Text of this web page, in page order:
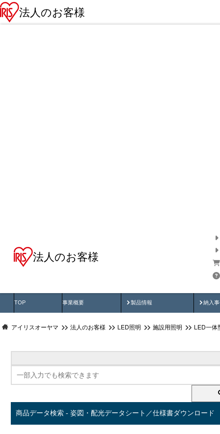
法人のお客様
法人のお客様
TOP 事業概要 製品情報
製品動画 納入
納
アイリスオーヤマ 法人のお客様 LED照明 施設用照明 LED一体
商品データ検索 - 姿図・配光データシート／仕様書ダウンロード